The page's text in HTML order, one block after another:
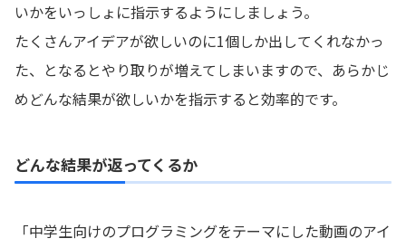
いかをいっしょに指示するようにしましょう。
たくさんアイデアが欲しいのに1個しか出してくれなかっ
た、となるとやり取りが増えてしまいますので、あらかじ
めどんな結果が欲しいかを指示すると効率的です。
どんな結果が返ってくるか
「中学生向けのプログラミングをテーマにした動画のアイ